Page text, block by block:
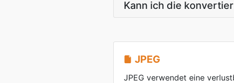
Kann ich die
JPEG
JPEG verwendet eine